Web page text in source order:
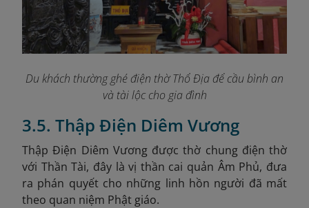
Du khách thường ghé điện thờ Thổ Địa để cầu bình an
và tài lộc cho gia đình
3.5. Thập Điện Diêm Vương
Thập Điện Diêm Vương được thờ chung điện thờ
với Thần Tài, đây là vị thần cai quản Âm Phủ, đưa
ra phán quyết cho những linh hồn người đã mất
theo quan niệm Phật giáo.